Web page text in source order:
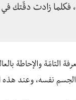
فكلما زادت دقّتك
التامّة والإحاطة
نفسه، وعند هذه